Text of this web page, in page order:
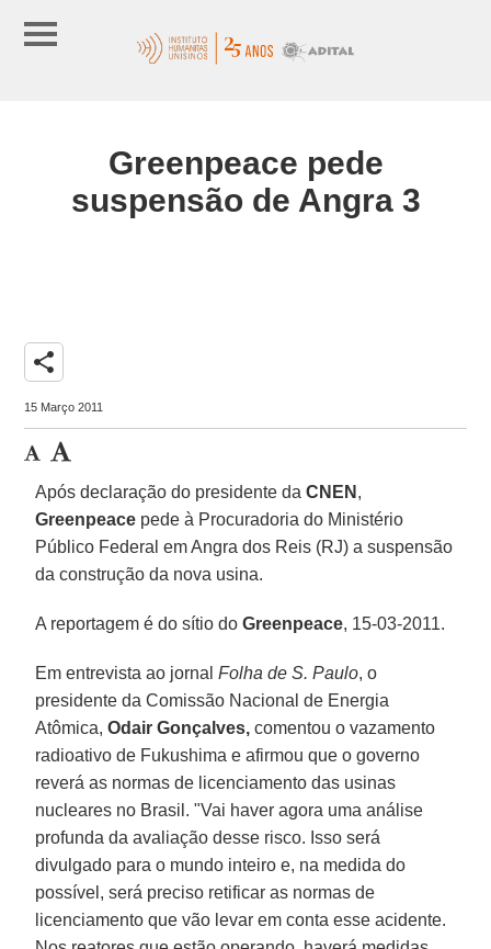
Greenpeace pede
suspensão de Angra 3
share
15 Março 2011
Após declaração do presidente daCNEN ,
Greenpeace pede à Procuradoria do Ministério
Público Federal em Angra dos Reis (RJ) a suspensão
da construção da nova usina.
A reportagem é do sítio doGreenpeace, 15-03-2011.
Em entrevista ao jornalFolha de S. Paulo, o
presidente da Comissão Nacional de Energia
Atômica,Odair Gonçalves, comentou o vazamento
radioativo de Fukushima e afirmou que o governo
reverá as normas de licenciamento das usinas
nucleares no Brasil. "Vai haver agora uma análise
profunda da avaliação desse risco. Isso será
divulgado para o mundo inteiro e, na medida do
possível, será preciso retificar as normas de
licenciamento que vão levar em conta esse acidente.